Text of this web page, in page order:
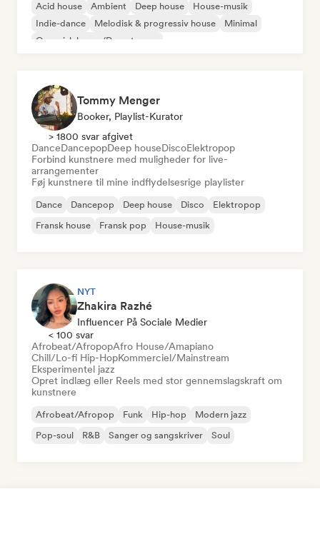
Acid house Ambient Deep house
House-musik
Indie-dance
Melodisk & progressiv house
Minimal
Organisk house/Downtempo
Tommy Menger
Booker, Playlist-Kurator
> 1800 svar afgivet
DanceDancepopDeep houseDiscoElektropop
Forbind kunstnere med muligheder for live-
arrangementer
Føj kunstnere til mine indflydelsesrige playlister
Dance Dancepop Deep house Disco
Elektropop
Fransk house
Fransk pop House-musik
NYT
Zhakira Razhé
Influencer På Sociale Medier
< 100 svar
Afrobeat/AfropopAfro House/Amapiano
Chill/Lo-fi Hip-HopKommerciel/Mainstream
Eksperimentel jazz
Opret indlæg eller Reels med stor gennemslagskraft om
kunstnere
Afrobeat/Afropop Funk Hip-hop
Modern jazz
Pop-soul
R&B Sanger og sangskriver Soul